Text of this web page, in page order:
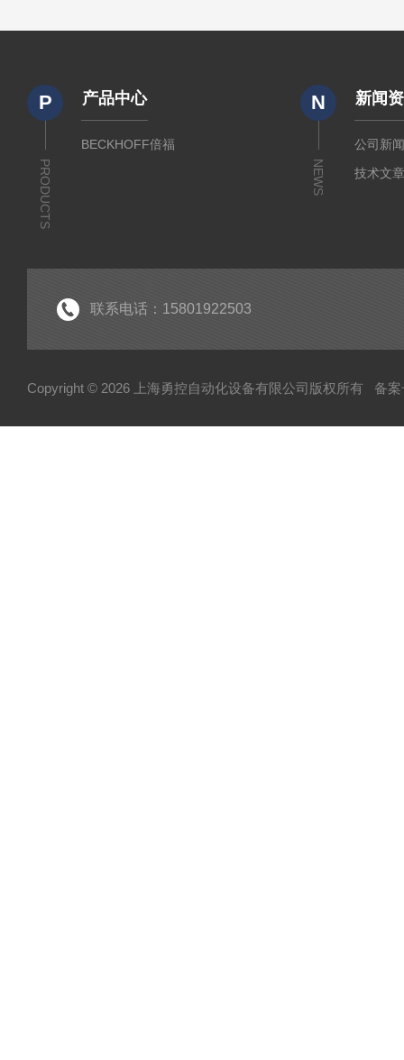
P
PRODUCTS
产品中心
BECKHOFF倍福
N
NEWS
新闻
公司新
技术文
联系电话：15801922503
Copyright © 2026 上海勇控自动化设备有限公司版权所有 备案